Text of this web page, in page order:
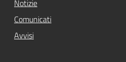
Notizie
Comunicati
Avvisi